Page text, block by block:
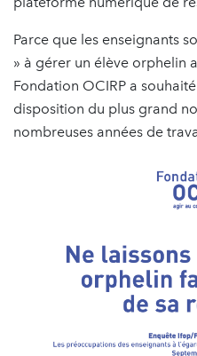
Parce que les enseignants
» à gérer un élève orphelin
Fondation OCIRP a
disposition du plus grand
nombreuses années de